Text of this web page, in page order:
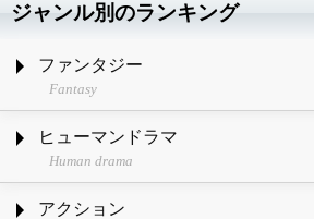
ジャンル別のランキング
ファンタジー
Fantasy
ヒューマンドラマ
Human drama
アクション